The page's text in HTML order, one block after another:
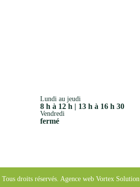
Lundi au jeudi
8 h à 12 h | 13 h à 16 h 30
Vendredi
fermé
Tous droits réservés. Agence web Vortex Solution